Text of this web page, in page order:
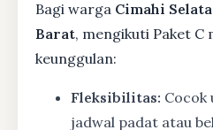
Bagi warga Cimahi
Barat, mengikuti Paket C
keunggulan:
Fleksibilitas: Cocok
jadwal padat atau